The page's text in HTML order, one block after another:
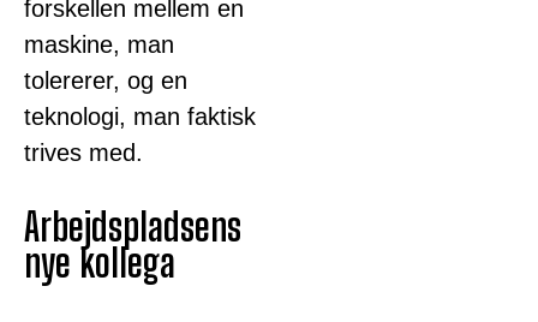
forskellen mellem en
maskine, man
tolererer, og en
teknologi, man faktisk
trives med.
Arbejdspladsens
nye kollega